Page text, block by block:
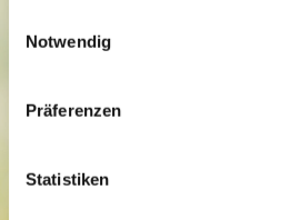
Notwendig
Präferenzen
Statistiken